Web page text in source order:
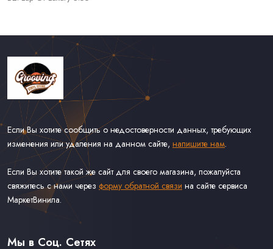
Если Вы хотите сообщить о недостоверности данных, требующих
изменения или удаления на данном сайте, напишите нам.
Если Вы хотите такой же сайт для своего магазина, пожалуйста
свяжитесь с нами через форму обратной связи на сайте сервиса
МаркетВинила.
Связаться С Нами
Мы в Соц. Сетях